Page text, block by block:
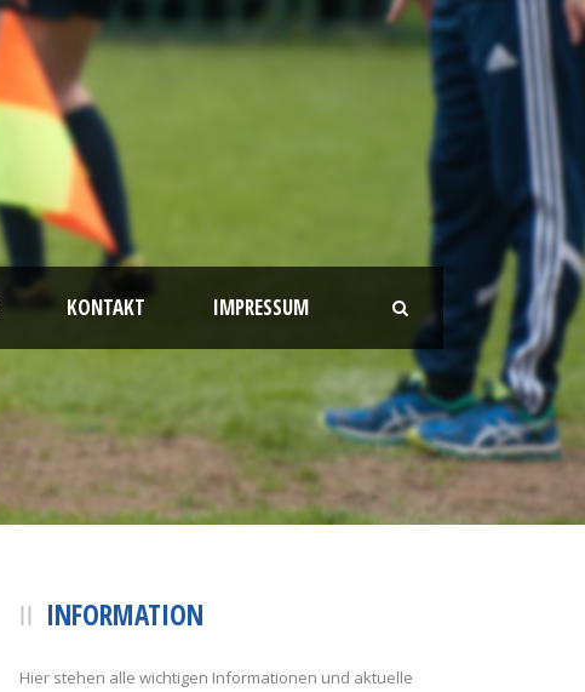
KONTAKT IMPRESSUM
INFORMATION
Hier stehen alle wichtigen Informationen und aktuelle